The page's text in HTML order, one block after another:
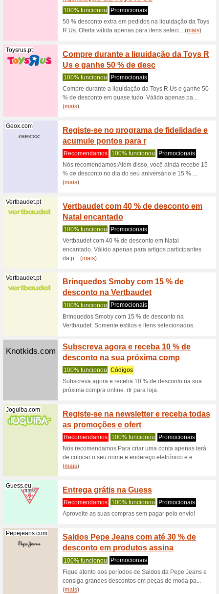
100%
(mais)
Science4you.pt
100%
Não
re... (
Eurekakids.pt
Kids e
100%
30 % de
Eurekakids.pt
Kids e
100%